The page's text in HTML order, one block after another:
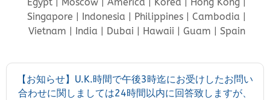
Singapore | Indonesia | Philippines | Cambodia |
Vietnam | India | Dubai | Hawaii | Guam | Spain
【お知らせ】U.K.時間で午後3時迄にお受けしたお問い
合わせに関しましては24時間以内に回答致しますが、